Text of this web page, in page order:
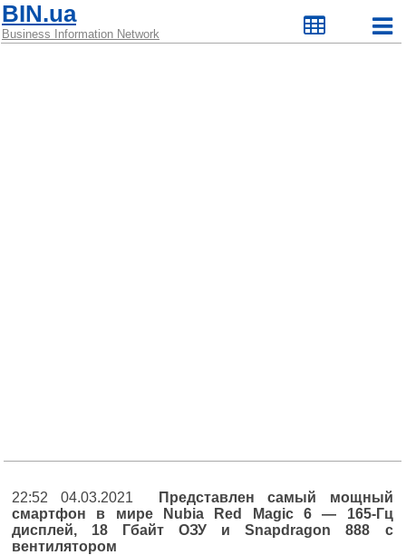
BIN.ua
Business Information Network
22:52 04.03.2021
Представлен самый мощный
смартфон в мире Nubia Red Magic 6 — 165-Гц
дисплей, 18 Гбайт ОЗУ и Snapdragon 888 с
вентилятором